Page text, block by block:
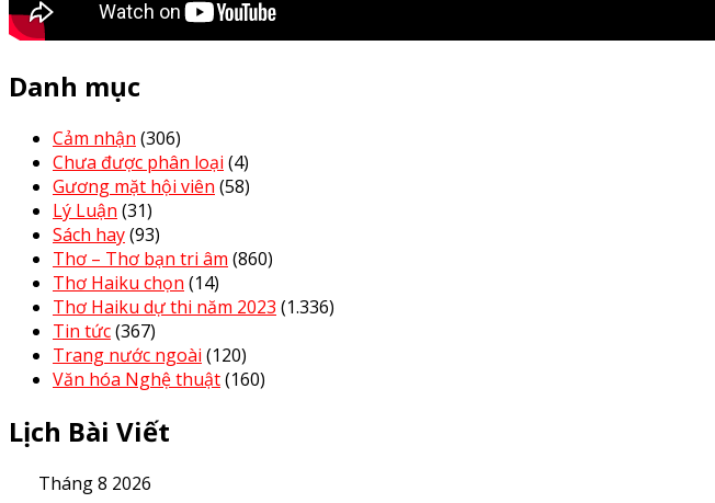
Danh mục
Cảm nhận (306)
Chưa được phân loại (4)
Gương mặt hội viên (58)
Lý Luận (31)
Sách hay(93)
Thơ – Thơ bạn tri âm (860)
Thơ Haiku chọn (14)
Thơ Haiku dự thi năm 2023 (1.336)
Tin tức(367)
Trang nước ngoài (120)
Văn hóa Nghệ thuật(160)
Lịch Bài Viết
Tháng 8 2026